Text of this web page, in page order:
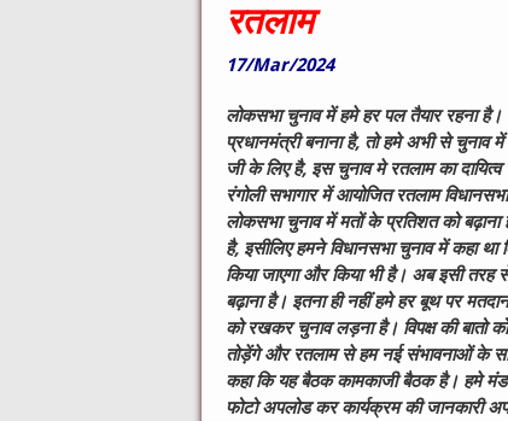
रतलाम
17/Mar/2024
लोकसभा चुनाव में हमे हर पल तैयार रहना
प्रधानमंत्री बनाना है, तो हमे अभी से चुनाव में
जी के लिए है, इस चुनाव मे रतलाम का
रंगोली सभागार में आयोजित रतलाम
लोकसभा चुनाव में मतों के प्रतिशत को बढ़ाना
है, इसीलिए हमने विधानसभा चुनाव में कहा था
किया जाएगा और किया भी है। अब इसी
बढ़ाना है। इतना ही नहीं हमे हर बूथ पर
को रखकर चुनाव लड़ना है। विपक्ष की बातो
तोड़ेंगे और रतलाम से हम नई संभावनाओं के
कहा कि यह बैठक कामकाजी बैठक है। हमे
फोटो अपलोड कर कार्यक्रम की जानकारी